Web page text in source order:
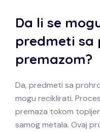
Da li se
predmeti sa
premazom?
Da, predmeti sa
mogu reciklirati.
premaza tokom
samog metala. Ovaj